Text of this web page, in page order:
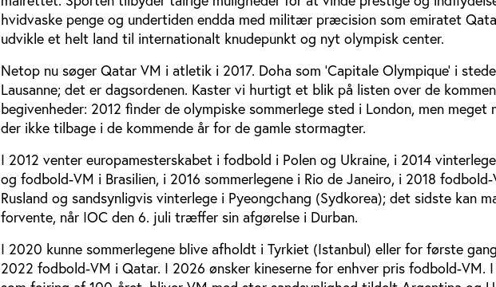
hvidvaske penge og undertiden endda med militær præcision som emiratet
udvikle et helt land til internationalt knudepunkt og nyt olympisk center.
Netop nu søger Qatar VM i atletik i 2017. Doha som ’Capitale Olympique’ i
Lausanne; det er dagsordenen. Kaster vi hurtigt et blik på listen over de
begivenheder: 2012 finder de olympiske sommerlege sted i London, men meget
der ikke tilbage i de kommende år for de gamle stormagter.
I 2012 venter europamesterskabet i fodbold i Polen og Ukraine, i 2014
og fodbold-VM i Brasilien, i 2016 sommerlegene i Rio de Janeiro, i 2018 fodbold-
Rusland og sandsynligvis vinterlege i Pyeongchang (Sydkorea); det sidste kan
forvente, når IOC den 6. juli træffer sin afgørelse i Durban.
I 2020 kunne sommerlegene blive afholdt i Tyrkiet (Istanbul) eller for første
2022 fodbold-VM i Qatar. I 2026 ønsker kineserne for enhver pris fodbold-VM.